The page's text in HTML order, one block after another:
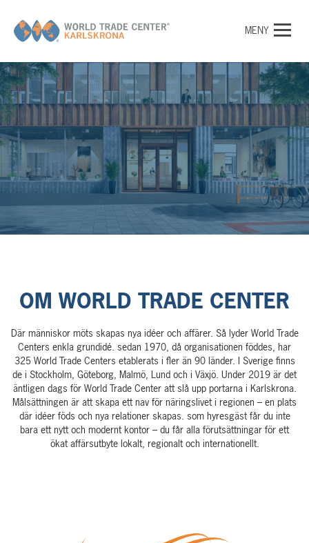
MENY
OM WORLD TRADE CENTER
Där människor möts skapas nya idéer och affärer. Så lyder World Trade
Centers enkla grundidé. sedan 1970, då organisationen föddes, har
325 World Trade Centers etablerats i fler än 90 länder. I Sverige finns
de i Stockholm, Göteborg, Malmö, Lund och i Växjö. Under 2019 är det
äntligen dags för World Trade Center att slå upp portarna i Karlskrona.
Målsättningen är att skapa ett nav för näringslivet i regionen – en plats
där idéer föds och nya relationer skapas. som hyresgäst får du inte
bara ett nytt och modernt kontor – du får alla förutsättningar för ett
ökat affärsutbyte lokalt, regionalt och internationellt.